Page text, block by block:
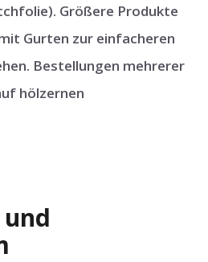
Größere Produkte
Gurten zur einfacheren
Bestellungen mehrerer
hölzernen